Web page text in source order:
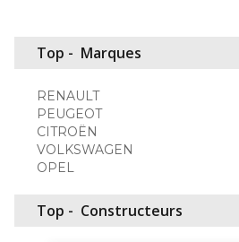
Top - Marques
RENAULT
PEUGEOT
CITROËN
VOLKSWAGEN
OPEL
Top - Constructeurs